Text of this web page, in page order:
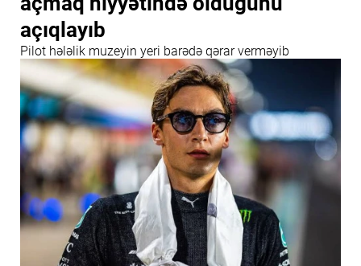
açıqlayıb
Pilot hələlik muzeyin yeri barədə qərar verməyib